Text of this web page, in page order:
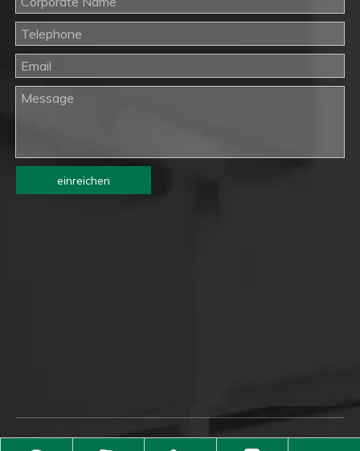
einreichen
Copyright © 2021 Jianlai Hardware (HK) Co., Ltd.. Alle Rechte